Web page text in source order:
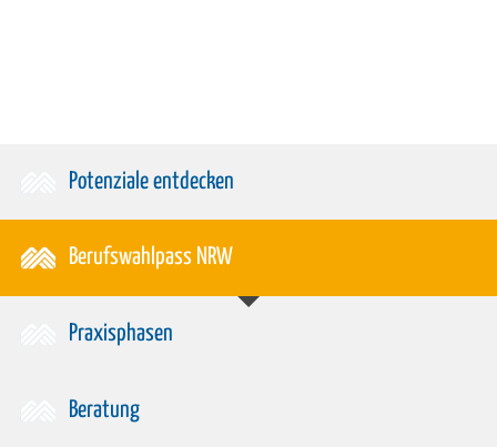
Potenziale entdecken
Berufswahlpass NRW
Praxisphasen
Beratung